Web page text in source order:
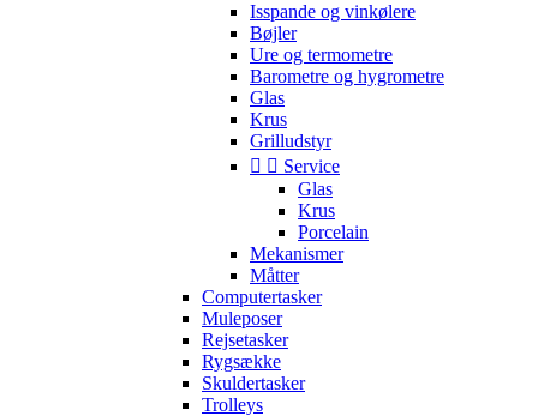
Isspande og vinkølere
Bøjler
Ure og termometre
Barometre og hygrometre
Glas
Krus
Grilludstyr
  Service
Glas
Krus
Porcelain
Mekanismer
Måtter
Computertasker
Muleposer
Rejsetasker
Rygsække
Skuldertasker
Trolleys